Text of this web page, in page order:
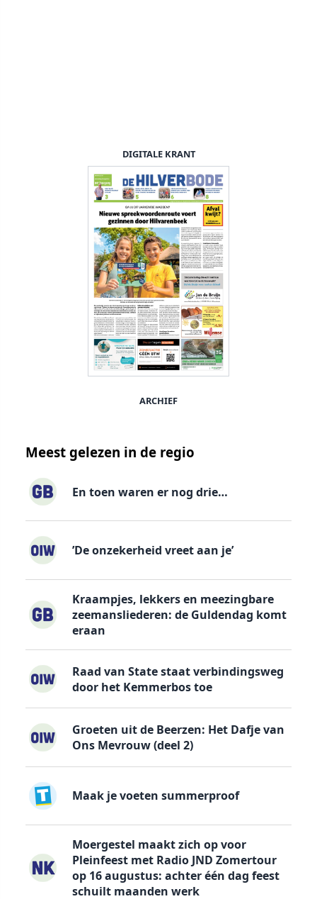
DIGITALE KRANT
ARCHIEF
Meest gelezen in de regio
En toen waren er nog drie…
’De onzekerheid vreet aan je’
Kraampjes, lekkers en meezingbare
zeemansliederen: de Guldendag komt
eraan
Raad van State staat verbindingsweg
door het Kemmerbos toe
Groeten uit de Beerzen: Het Dafje van
Ons Mevrouw (deel 2)
Maak je voeten summerproof
Moergestel maakt zich op voor
Pleinfeest met Radio JND Zomertour
op 16 augustus: achter één dag feest
schuilt maanden werk